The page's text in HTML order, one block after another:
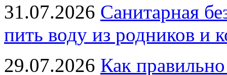
31.07.2026 Санитарная
пить воду из родников и
29.07.2026 Как